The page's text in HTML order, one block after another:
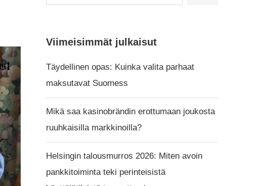
Viimeisimmät julkaisut
Täydellinen opas: Kuinka valita parhaat
maksutavat Suomess
Mikä saa kasinobrändin erottumaan joukosta
ruuhkaisilla markkinoilla?
Helsingin talousmurros 2026: Miten avoin
pankkitoiminta teki perinteisistä